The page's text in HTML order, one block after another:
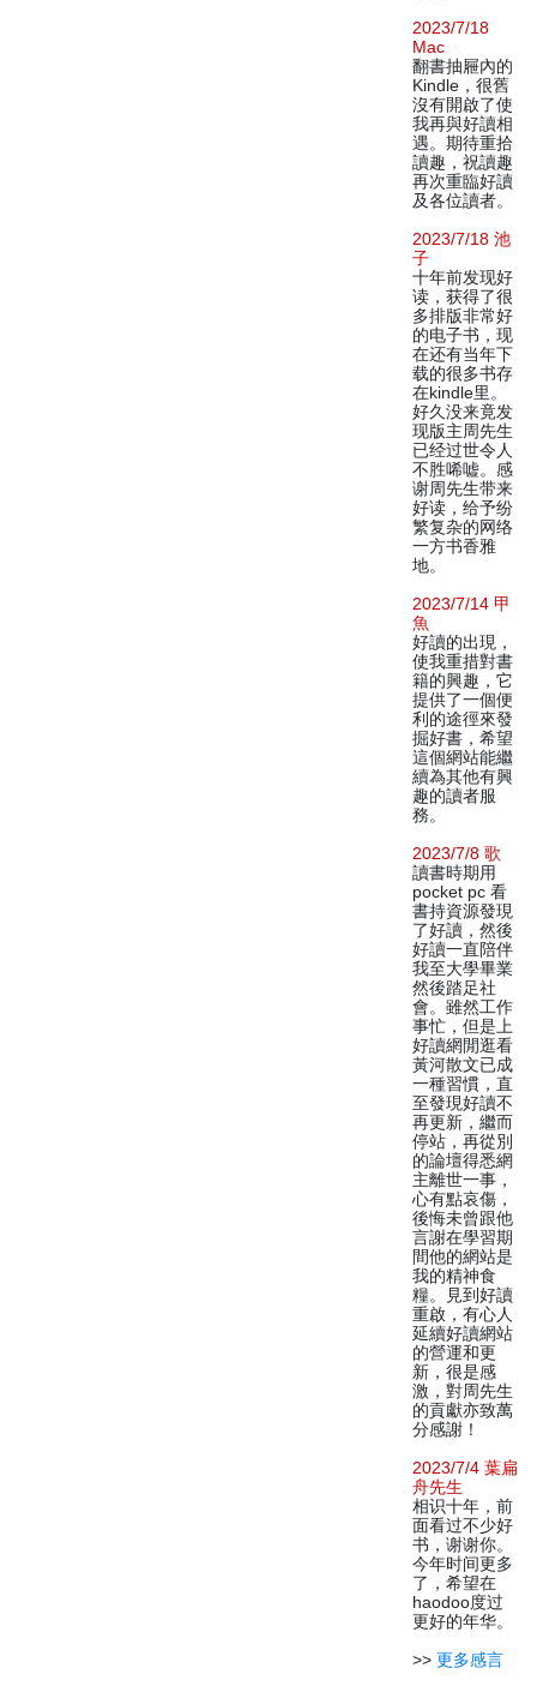
2023/7/18
Mac
翻書抽屜內的
Kindle，很舊
沒有開啟了使
我再與好讀相
遇。期待重拾
讀趣，祝讀趣
再次重臨好讀
及各位讀者。
2023/7/18 池
子
十年前发现好
读，获得了很
多排版非常好
的电子书，现
在还有当年下
载的很多书存
在kindle里。
好久没来竟发
现版主周先生
已经过世令人
不胜唏嘘。感
谢周先生带来
好读，给予纷
繁复杂的网络
一方书香雅
地。
2023/7/14 甲
魚
好讀的出現，
使我重措對書
籍的興趣，它
提供了一個便
利的途徑來發
掘好書，希望
這個網站能繼
續為其他有興
趣的讀者服
務。
2023/7/8 歌
讀書時期用
pocket pc 看
書持資源發現
了好讀，然後
好讀一直陪伴
我至大學畢業
然後踏足社
會。雖然工作
事忙，但是上
好讀網閒逛看
黃河散文已成
一種習慣，直
至發現好讀不
再更新，繼而
停站，再從別
的論壇得悉網
主離世一事，
心有點哀傷，
後悔未曾跟他
言謝在學習期
間他的網站是
我的精神食
糧。見到好讀
重啟，有心人
延續好讀網站
的營運和更
新，很是感
激，對周先生
的貢獻亦致萬
分感謝！
2023/7/4 葉扁
舟先生
相识十年，前
面看过不少好
书，谢谢你。
今年时间更多
了，希望在
haodoo度过
更好的年华。
>> 更多感言